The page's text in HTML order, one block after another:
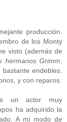
producción.
de los Monty
visto (además de
hermanos Grimm
endebles.
, y con reparos.
un actor muy
ha adquirido la
A mi modo de